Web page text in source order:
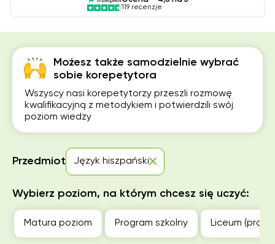
Możesz także samodzielnie wybrać
sobie korepetytora
Wszyscy nasi korepetytorzy przeszli rozmowę
kwalifikacyjną z metodykiem i potwierdzili swój
poziom wiedzy
Przedmiot Język hiszpański
Wybierz poziom, na którym chcesz się uczyć:
Matura poziom Program szkolny Liceum (profil
119 recenzje